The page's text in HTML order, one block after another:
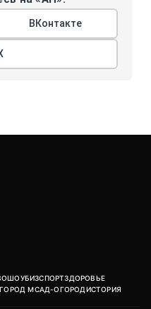
ВКонтакте
ШОУБИЗСПОРТЗДОРОВЬЕ
ГОРОД МСАД-ОГОРОДИСТОРИЯ